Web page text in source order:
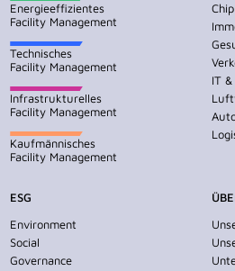
Energieeffizientes
Facility Management
Technisches
Facility Management
Infrastrukturelles
Facility Management
Kaufmännisches
Facility Management
IT
ESG
Environment
Social
Governance